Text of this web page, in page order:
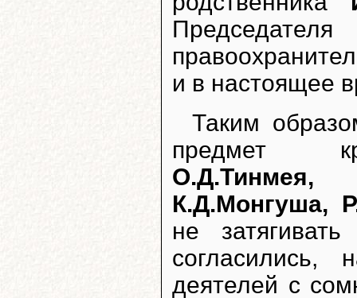
и в настоящее
Таким
предмет
К.Д.Монгуша,
не
согласились,
деятелей с